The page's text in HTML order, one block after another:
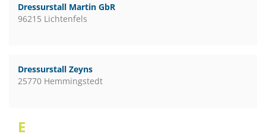
Dressurstall Martin GbR
96215 Lichtenfels
Dressurstall Zeyns
25770 Hemmingstedt
E